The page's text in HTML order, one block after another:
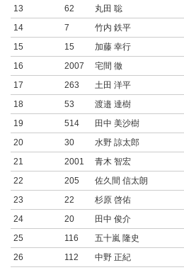
13
62 丸田 聡
14
7 竹内 鉄平
15
15 加藤 幸行
16
2007 宅間 徹
17
263 土田 洋平
18
53 渡邉 達樹
19
514 田中 美沙樹
20
30 水野 諒太郎
21
2001 青木 智宏
22
205 佐久間 信太朗
23
22 杉原 啓佑
24
20 田中 俊介
25
116 五十嵐 隆史
26
112 中野 正紀